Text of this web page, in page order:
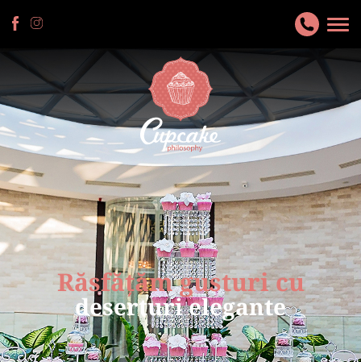
Răsfățăm gusturi cu
deserturi elegante
Super prăjituri, foarte mult profesionalism, atenție la detalii și la
dorințele clienților! Fac lucrurile cu drag și se vede asta.
Recomand cu drag!Mihaela